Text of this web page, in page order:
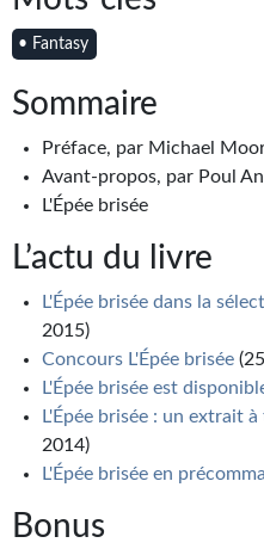
Nous contacter
Soumettre un manuscrit
Support technique
• Fantasy
Sommaire
Préface, par Michael
Avant-propos, par Poul
L'Épée brisée
L’actu du livre
L'Épée brisée dans la
2015)
Concours L'Épée brisée
L'Épée brisée est
L'Épée brisée : un extrait
2014)
L'Épée brisée en
Bonus